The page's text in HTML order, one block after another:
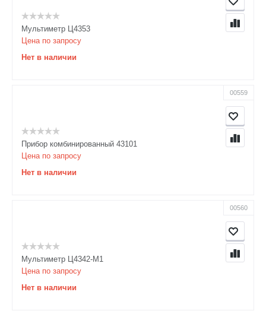
Мультиметр Ц4353
Цена по запросу
Нет в наличии
00559
Прибор комбинированный 43101
Цена по запросу
Нет в наличии
00560
Мультиметр Ц4342-М1
Цена по запросу
Нет в наличии